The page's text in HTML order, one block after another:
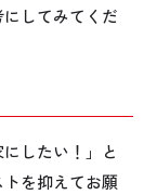
してみてくだ
したい！」と
を抑えてお願